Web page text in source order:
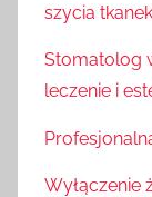
szycia tkanek
Stomatolog
leczenie i
Wyłączenie